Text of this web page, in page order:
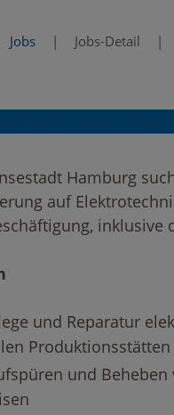
Jobs Jobs-Detail
m/w/d für
Hamburg
auf
inklusive
und Reparatur
Produktionsstätten
und